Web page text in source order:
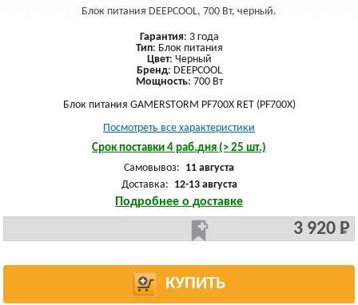
Блок питания DEEPCOOL, 700 Вт, черный.
Гарантия: 3 года
Тип: Блок питания
Цвет: Черный
Бренд: DEEPCOOL
Мощность: 700 Вт
Блок питания GAMERSTORM PF700X RET (PF700X)
Посмотреть все характеристики
Срок поставки 4 раб.дня (> 25 шт.)
Самовывоз: 11 августа
Доставка: 12-13 августа
Подробнее о доставке
3 920 Р
КУПИТЬ